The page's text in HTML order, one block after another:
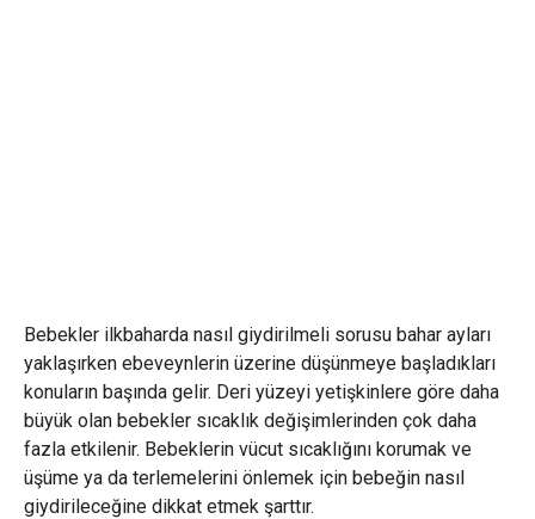
Bebekler ilkbaharda nasıl giydirilmeli sorusu bahar ayları
yaklaşırken ebeveynlerin üzerine düşünmeye başladıkları
konuların başında gelir. Deri yüzeyi yetişkinlere göre daha
büyük olan bebekler sıcaklık değişimlerinden çok daha
fazla etkilenir. Bebeklerin vücut sıcaklığını korumak ve
üşüme ya da terlemelerini önlemek için bebeğin nasıl
giydirileceğine dikkat etmek şarttır.